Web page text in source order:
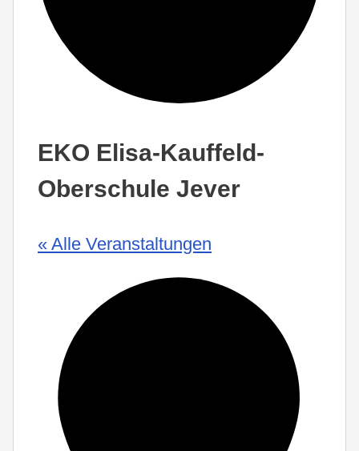
EKO Elisa-Kauffeld-
Oberschule Jever
« Alle Veranstaltungen